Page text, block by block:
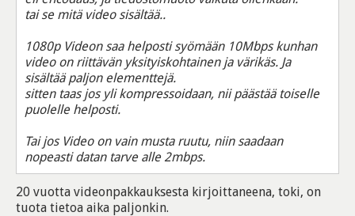
tai se mitä video sisältää..
1080p Videon saa helposti syömään 10Mbps kunhan
video on riittävän yksityiskohtainen ja värikäs. Ja
sisältää paljon elementtejä.
sitten taas jos yli kompressoidaan, nii päästää toiselle
puolelle helposti.
Tai jos Video on vain musta ruutu, niin saadaan
nopeasti datan tarve alle 2mbps.
20 vuotta videonpakkauksesta kirjoittaneena, toki, on
tuota tietoa aika paljonkin.